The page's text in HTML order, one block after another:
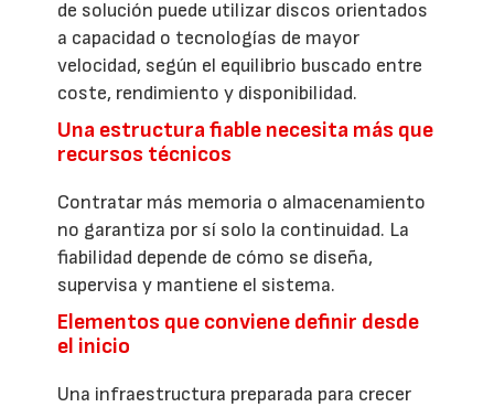
de solución puede utilizar discos orientados
a capacidad o tecnologías de mayor
velocidad, según el equilibrio buscado entre
coste, rendimiento y disponibilidad.
Una estructura fiable necesita más que
recursos técnicos
Contratar más memoria o almacenamiento
no garantiza por sí solo la continuidad. La
fiabilidad depende de cómo se diseña,
supervisa y mantiene el sistema.
Elementos que conviene definir desde
el inicio
Una infraestructura preparada para crecer